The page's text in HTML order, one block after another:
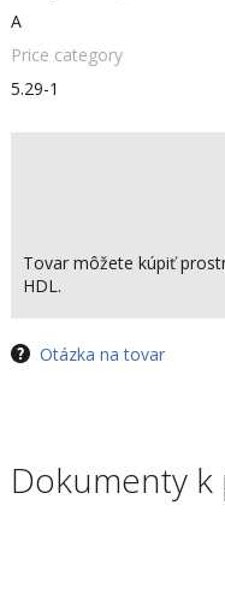
A
Price category
5.29-1
Tovar môžete kúpiť
HDL.
Otázka na tovar
Dokumenty